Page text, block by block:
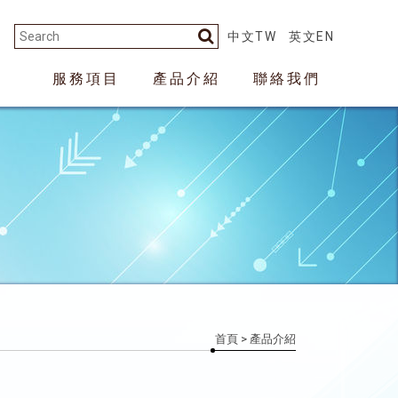
中文TW 英文EN
服務項目 產品介紹 聯絡我們
首頁> 產品介紹